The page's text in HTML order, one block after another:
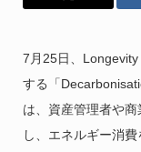
7月25日、
する「
は、資産管理者や
し、エネルギー消